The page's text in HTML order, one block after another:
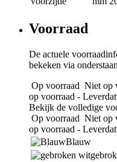
Voorraad
De actuele
bekeken via
Op voorraad Niet op
op voorraad -
Bekijk de volledige
Op voorraad Niet op
op voorraad -
Blauw